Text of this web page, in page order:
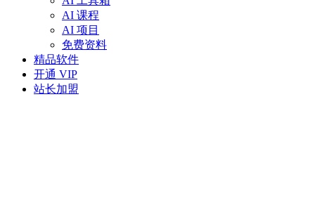
AI 课程
AI 项目
免费资料
精品软件
开通 VIP
站长加盟